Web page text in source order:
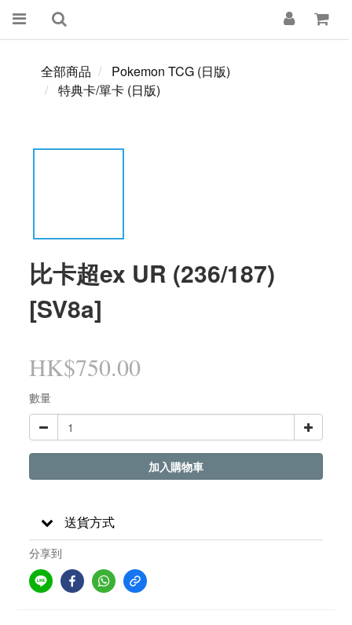
全部商品
Pokemon TCG (日版)
特典卡/單卡 (日版)
比卡超ex UR (236/187)
[SV8a]
HK$750.00
數量
加入購物車
送貨方式
分享到